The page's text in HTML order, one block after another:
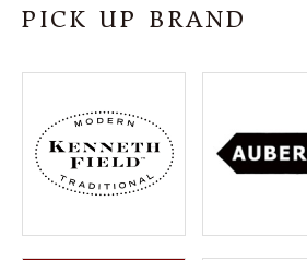
プライバシーポリシー
特定商取引法について
お問い合わせ
OFFICIAL WEB SITE
PICK UP BRAND